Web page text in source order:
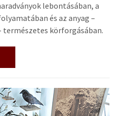
lebontásában, a
és az anyag –
természetes körforgásában.